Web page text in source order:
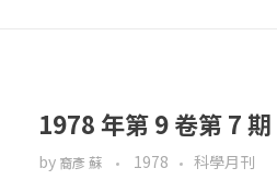
1978 年第 9 卷第 7
by 裔彥 蘇 1978 科學月刊